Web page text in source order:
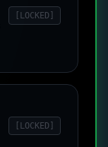
[LOCKED]
[LOCKED]